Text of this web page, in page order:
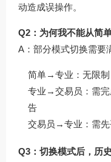
动造成误操作。
Q2：为何我不能从简
A：部分模式切换需要
简单→专业：无限制
专业→交易员：需完
告
交易员→专业：需先
Q3：切换模式后，历